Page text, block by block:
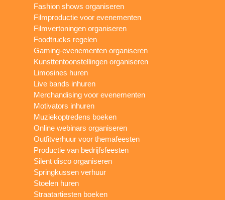
Fashion shows organiseren
Filmproductie voor evenementen
Filmvertoningen organiseren
Foodtrucks regelen
Gaming-evenementen organiseren
Kunsttentoonstellingen organiseren
Limosines huren
Live bands inhuren
Merchandising voor evenementen
Motivators inhuren
Muziekoptredens boeken
Online webinars organiseren
Outfitverhuur voor themafeesten
Productie van bedrijfsfeesten
Silent disco organiseren
Springkussen verhuur
Stoelen huren
Straatartiesten boeken